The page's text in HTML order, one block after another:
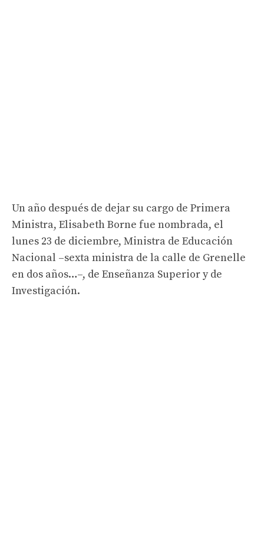
Un año después de dejar su cargo de Primera
Ministra, Elisabeth Borne fue nombrada, el
lunes 23 de diciembre, Ministra de Educación
Nacional –sexta ministra de la calle de Grenelle
en dos años…–, de Enseñanza Superior y de
Investigación.